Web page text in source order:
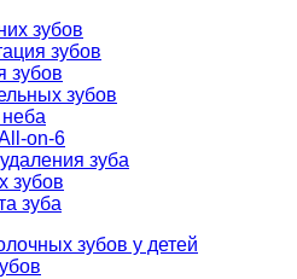
зубов
зубов
зубов
зубов
on-6
зуба
зубов
зуба
зубов у детей